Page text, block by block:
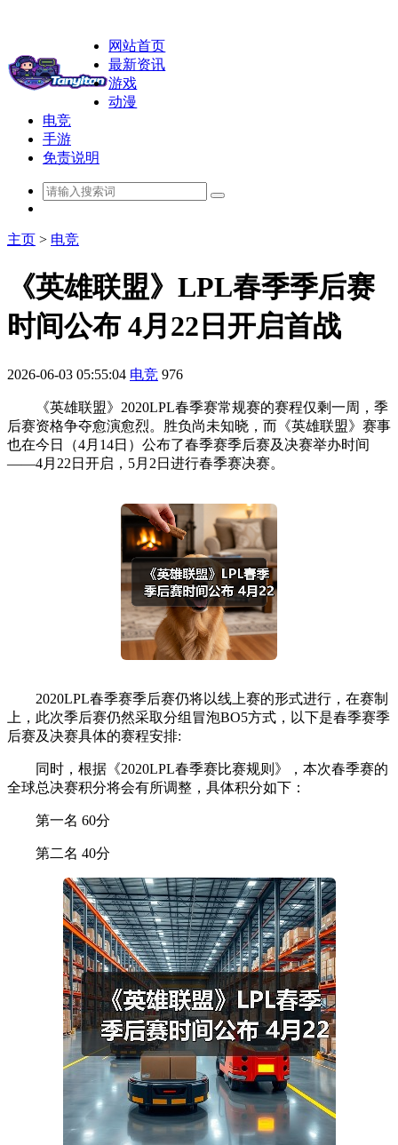
网站首页
最新资讯
游戏
动漫
电竞
手游
免责说明
主页 > 电竞
《英雄联盟》LPL春季季后赛
时间公布 4月22日开启首战
2026-06-03 05:55:04 电竞 976
《英雄联盟》 2020LPL春季赛常规赛的赛程仅剩一周，季
后赛资格争夺愈演愈烈。胜负尚未知晓，而 《英雄联盟》赛事
也在今日（4月14日）公布了春季赛季后赛及决赛举办时间
——4月22日开启，5月2日进行春季赛决赛。
2020LPL春季赛季后赛仍将以线上赛的形式进行，在赛制
上，此次季后赛仍然采取分组冒泡BO5方式，以下是春季赛季
后赛及决赛具体的赛程安排:
同时，根据《2020LPL春季赛比赛规则》，本次春季赛的
全球总决赛积分将会有所调整，具体积分如下：
第一名 60分
第二名 40分